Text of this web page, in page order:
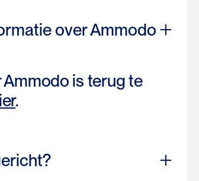
over Ammodo
is terug te
.